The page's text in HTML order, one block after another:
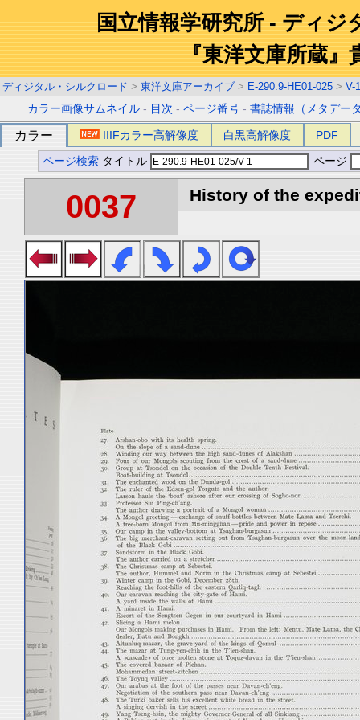
国立情報学研究所 - ディジ
『東洋文庫所蔵』
ディジタル・シルクロード > 東洋文庫アーカイブ > E-290.9-HE01-025 > V-1
カラー画像サムネイル - 目次 -ページ番号 -書誌情報（メタデー
カラー IIIFカラー高解像度 白黒高解像度 PDF
ページ検索 タイトル ページ
0037 History of the